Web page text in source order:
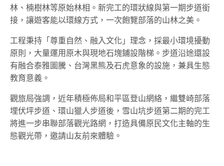
林、楠樹林等原始林相。新完工的環狀線與第一期步道銜
接，讓遊客能以環線方式，一次飽覽部落的山林之美。
工程秉持「尊重自然、融入文化」理念，採最小環境擾動
原則，大量運用原木與現地石塊鋪設階梯。步道沿途還設
有融合泰雅圖騰、台灣黑熊及石虎意象的設施，兼具生態
教育意義。
觀旅局強調，近年積極佈局和平區登山網絡，繼雙崎部落
埋伏坪步道、環山獵人步道後，雪山坑步道第二期的完工
將進一步串聯部落觀光路網，打造具備原民文化主軸的生
態觀光帶，邀請山友前來體驗。